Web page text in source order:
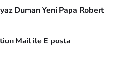
Duman Yeni Papa Robert
Mail ile E posta